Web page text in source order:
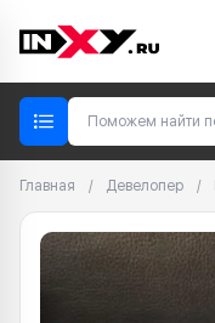
Главная / Девелопер /